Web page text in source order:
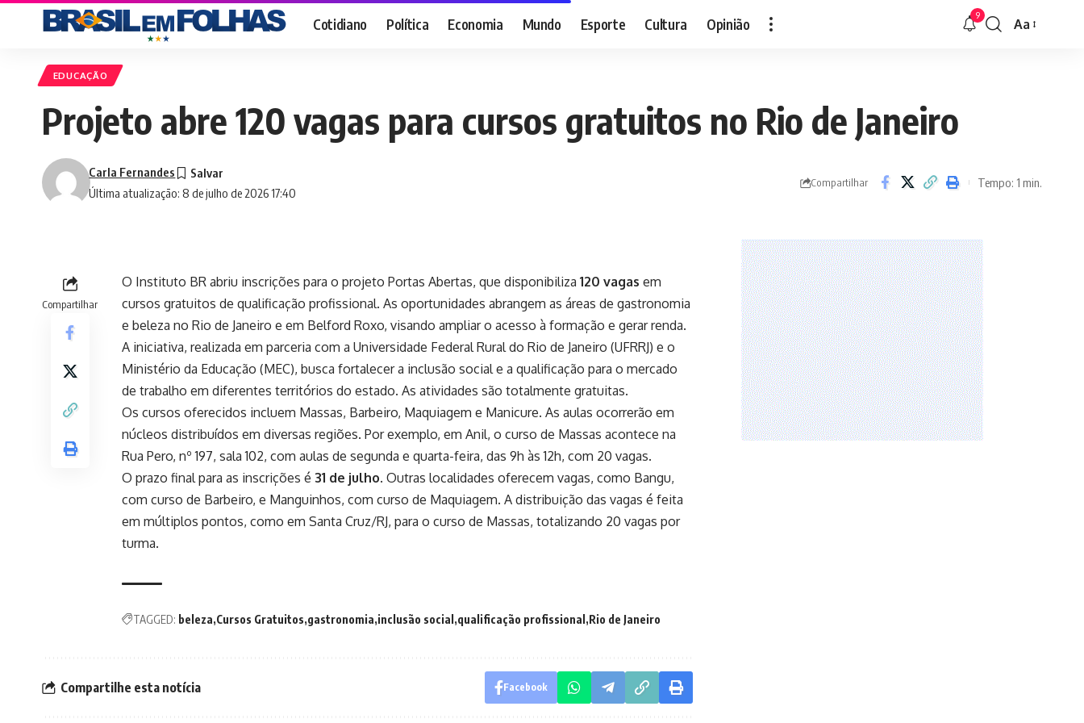
Cotidiano Política Economia Mundo Esporte Cultura Opinião 9
Font
Aa
EDUCAÇÃO
Projeto abre 120 vagas para cursos gratuitos no Rio de Janeiro
Última atualização: 8 de julho de 2026 17:40
Carla Fernandes
Compartilhar Tempo: 1 min.
Compartilhar
O Instituto BR abriu inscrições para o projeto Portas Abertas, que disponibiliza 120 vagas em
cursos gratuitos de qualificação profissional. As oportunidades abrangem as áreas de gastronomia
e beleza no Rio de Janeiro e em Belford Roxo, visando ampliar o acesso à formação e gerar renda.
A iniciativa, realizada em parceria com a Universidade Federal Rural do Rio de Janeiro (UFRRJ) e o
Ministério da Educação (MEC), busca fortalecer a inclusão social e a qualificação para o mercado
de trabalho em diferentes territórios do estado. As atividades são totalmente gratuitas.
Os cursos oferecidos incluem Massas, Barbeiro, Maquiagem e Manicure. As aulas ocorrerão em
núcleos distribuídos em diversas regiões. Por exemplo, em Anil, o curso de Massas acontece na
Rua Pero, nº 197, sala 102, com aulas de segunda e quarta-feira, das 9h às 12h, com 20 vagas.
O prazo final para as inscrições é 31 de julho. Outras localidades oferecem vagas, como Bangu,
com curso de Barbeiro, e Manguinhos, com curso de Maquiagem. A distribuição das vagas é feita
em múltiplos pontos, como em Santa Cruz/RJ, para o curso de Massas, totalizando 20 vagas por
turma.
TAGGED: beleza Cursos Gratuitos gastronomia inclusão social qualificação profissional Rio de Janeiro
Compartilhe esta notícia Facebook